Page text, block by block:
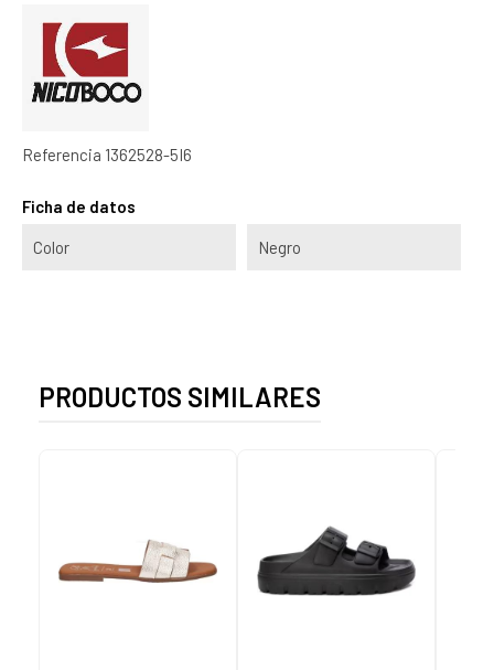
Referencia 1362528-5I6
Ficha de datos
Color Negro
PRODUCTOS SIMILARES